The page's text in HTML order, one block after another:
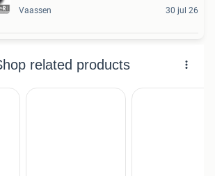
Vaassen 30 jul 26